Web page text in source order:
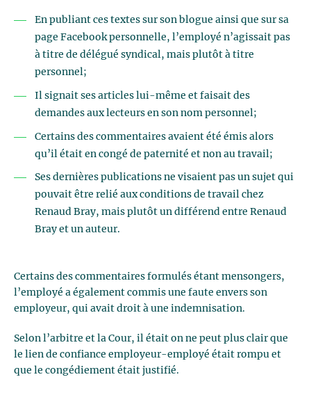
En publiant ces textes sur son blogue ainsi que sur sa
page Facebook personnelle, l’employé n’agissait pas
à titre de délégué syndical, mais plutôt à titre
personnel;
Il signait ses articles lui-même et faisait des
demandes aux lecteurs en son nom personnel;
Certains des commentaires avaient été émis alors
qu’il était en congé de paternité et non au travail;
Ses dernières publications ne visaient pas un sujet qui
pouvait être relié aux conditions de travail chez
Renaud Bray, mais plutôt un différend entre Renaud
Bray et un auteur.
Certains des commentaires formulés étant mensongers,
l’employé a également commis une faute envers son
employeur, qui avait droit à une indemnisation.
Selon l’arbitre et la Cour, il était on ne peut plus clair que
le lien de confiance employeur-employé était rompu et
que le congédiement était justifié.